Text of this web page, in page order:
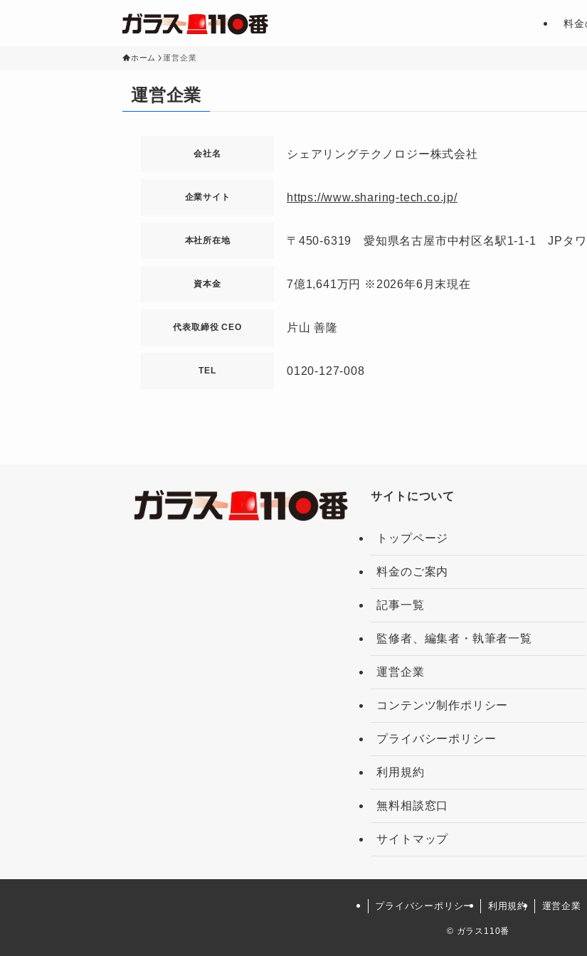
料金
ホーム 運営企業
運営企業
会社名 シェアリングテクノロジー株式会社
企業サイト https://www.sharing-tech.co.jp/
本社所在地 〒450-6319 愛知県名古屋市中村区名駅1-1-1 JPタワ
資本金 7億1,641万円 ※2026年6月末現在
代表取締役 CEO 片山 善隆
TEL 0120-127-008
サイトについて
トップページ
料金のご案内
記事一覧
監修者、編集者・執筆者一覧
運営企業
コンテンツ制作ポリシー
プライバシーポリシー
利用規約
無料相談窓口
サイトマップ
プライバシーポリシー 利用規約 運営企業
© ガラス110番